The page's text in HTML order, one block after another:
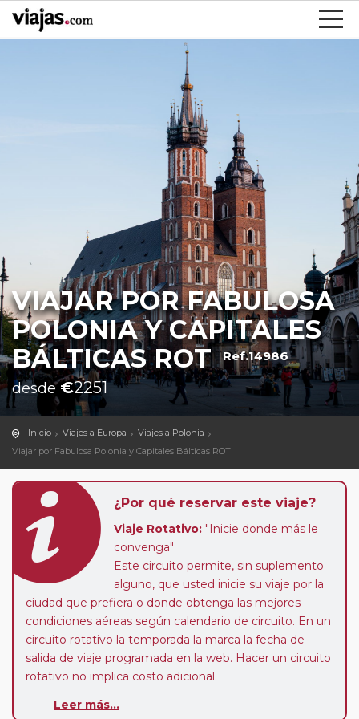
VIAJAR POR FABULOSA
POLONIA Y CAPITALES
BÁLTICAS ROT Ref.14986
desde€2251
Inicio Viajes a Europa
Viajes a Polonia
Viajar por Fabulosa Polonia y Capitales Bálticas ROT
¿Por qué reservar este viaje?
Viaje Rotativo: "Inicie donde más le
convenga"
Este circuito permite, sin suplemento
alguno, que usted inicie su viaje por la
ciudad que prefiera o donde obtenga las mejores
condiciones aéreas según calendario de circuito. En un
circuito rotativo la temporada la marca la fecha de
salida de viaje programada en la web. Hacer un circuito
rotativo no implica costo adicional.
Sectores a Medida:
Leer más...